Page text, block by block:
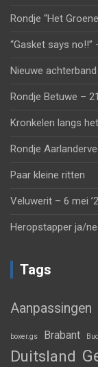
Rondje “Het
“Gasket says no!!”
Nieuwe
Rondje Betuwe –
Kronkelen langs
Rondje
Paar kleine ritten
Veluwerit – 6 mei
Heropstapper ja/
Tags
Aanpassingen
boxer.gs Brabant
Duitsland